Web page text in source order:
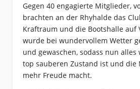
Gegen 40 engagierte Mitglieder,
brachten an der Rhyhalde das
Kraftraum und die Bootshalle auf
wurde bei wundervollem Wetter
und gewaschen, sodass nun
top sauberen Zustand ist und die
mehr Freude macht.